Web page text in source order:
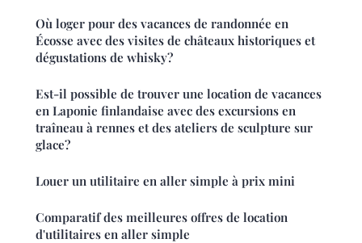
Où loger pour des vacances de randonnée en
Écosse avec des visites de châteaux historiques et
dégustations de whisky?
Est-il possible de trouver une location de vacances
en Laponie finlandaise avec des excursions en
traîneau à rennes et des ateliers de sculpture sur
glace?
Louer un utilitaire en aller simple à prix mini
Comparatif des meilleures offres de location
d'utilitaires en aller simple